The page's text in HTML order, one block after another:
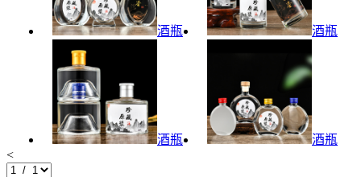
酒瓶 酒瓶
酒瓶 酒瓶
<